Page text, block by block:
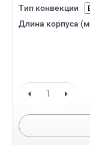
Тип конвекции
Длина корпуса